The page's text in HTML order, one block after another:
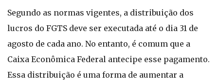
Segundo as normas vigentes, a distribuição dos
lucros do FGTS deve ser executada até o dia 31 de
agosto de cada ano. No entanto, é comum que a
Caixa Econômica Federal antecipe esse pagamento.
Essa distribuição é uma forma de aumentar a